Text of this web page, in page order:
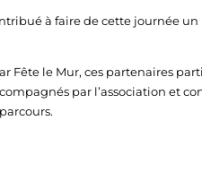
à faire de cette journée
Fête le Mur, ces partenaires
par l’association et